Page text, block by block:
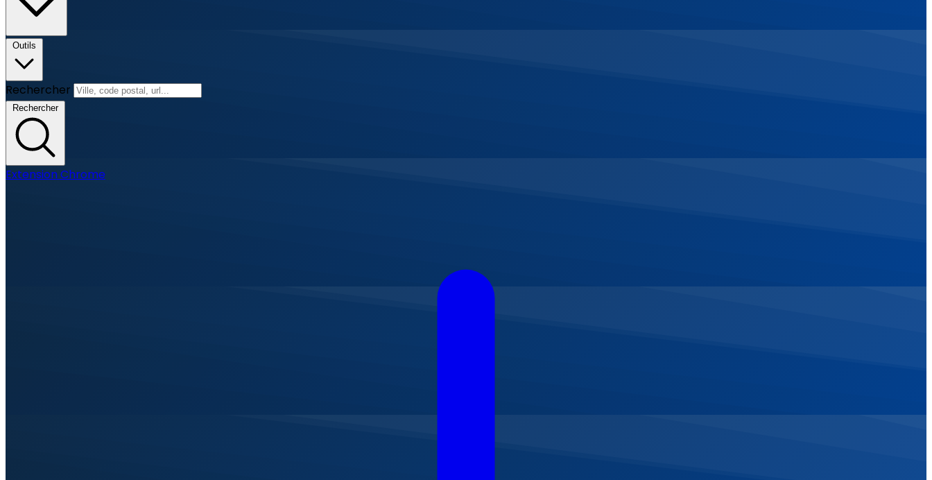
Outils
Rechercher
Rechercher
Extension Chrome